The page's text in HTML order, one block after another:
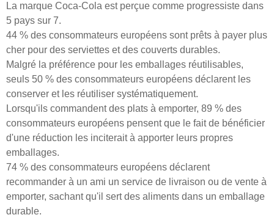
La marque Coca-Cola est perçue comme progressiste dans
5 pays sur 7.
44 % des consommateurs européens sont prêts à payer plus
cher pour des serviettes et des couverts durables.
Malgré la préférence pour les emballages réutilisables,
seuls 50 % des consommateurs européens déclarent les
conserver et les réutiliser systématiquement.
Lorsqu'ils commandent des plats à emporter, 89 % des
consommateurs européens pensent que le fait de bénéficier
d'une réduction les inciterait à apporter leurs propres
emballages.
74 % des consommateurs européens déclarent
recommander à un ami un service de livraison ou de vente à
emporter, sachant qu'il sert des aliments dans un emballage
durable.